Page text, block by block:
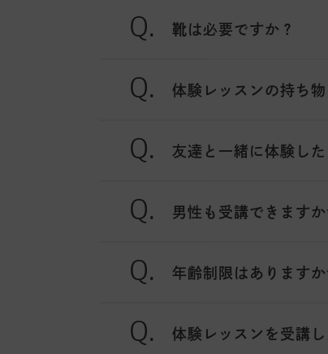
靴は必要ですか？
体験レッスンの持ち
友達と一緒に体験した
男性も受講できます
年齢制限はあります
体験レッスンを受講